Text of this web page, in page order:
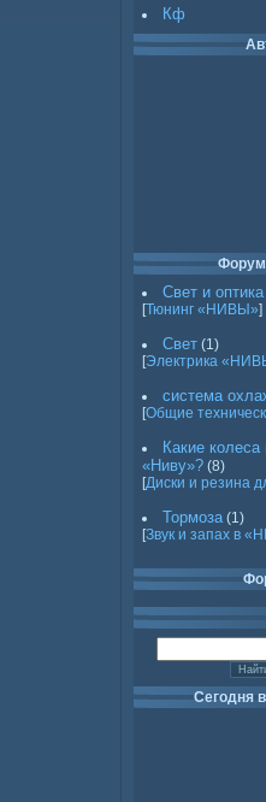
Кф
Свет и
[Тюнинг «НИВЫ»]
Свет (1)
[Электрика
система
[Общие
Какие
«Ниву»? (8)
[Диски и резина
Тормоза (1)
[Звук и запах в
Сегодня